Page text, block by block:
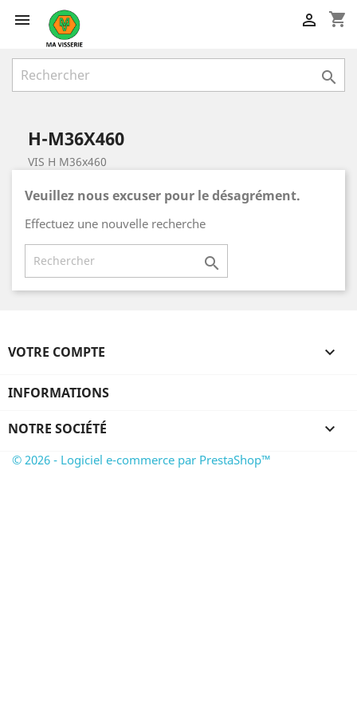
 shopping_cart


H-M36X460
VIS H M36x460
Veuillez nous excuser pour le désagrément.
Effectuez une nouvelle recherche

VOTRE COMPTE 
INFORMATIONS
NOTRE SOCIÉTÉ 
© 2026 - Logiciel e-commerce par PrestaShop™